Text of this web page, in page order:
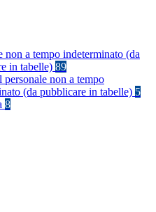
non a tempo indeterminato (da
in tabelle) 89
personale non a tempo
(da pubblicare in tabelle) 5
8